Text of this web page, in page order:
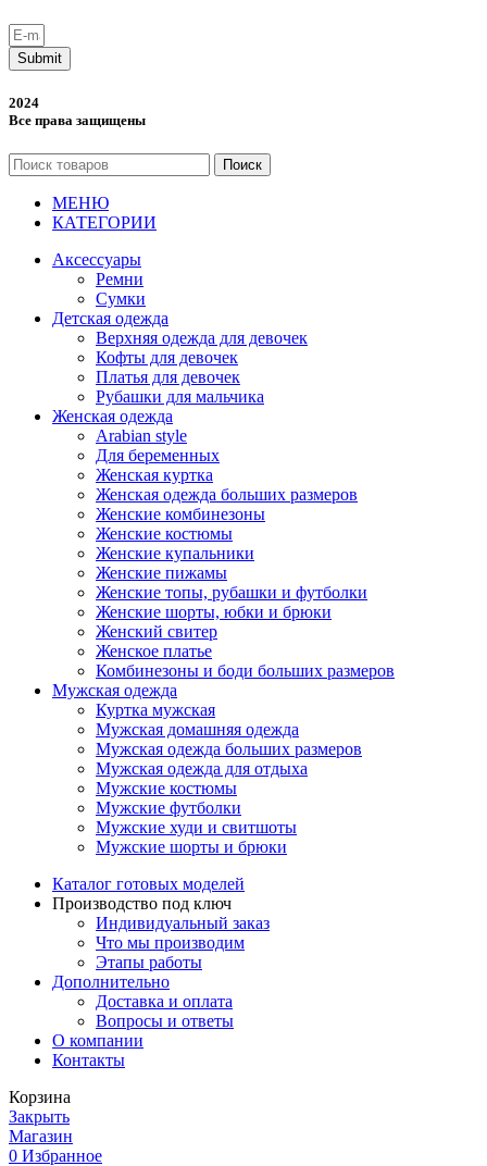
Submit
2024
Все права защищены
Поиск
МЕНЮ
КАТЕГОРИИ
Аксессуары
Ремни
Сумки
Детская одежда
Верхняя одежда для девочек
Кофты для девочек
Платья для девочек
Рубашки для мальчика
Женская одежда
Arabian style
Для беременных
Женская куртка
Женская одежда больших размеров
Женские комбинезоны
Женские костюмы
Женские купальники
Женские пижамы
Женские топы, рубашки и футболки
Женские шорты, юбки и брюки
Женский свитер
Женское платье
Комбинезоны и боди больших размеров
Мужская одежда
Куртка мужская
Мужская домашняя одежда
Мужская одежда больших размеров
Мужская одежда для отдыха
Мужские костюмы
Мужские футболки
Мужские худи и свитшоты
Мужские шорты и брюки
Каталог готовых моделей
Производство под ключ
Индивидуальный заказ
Что мы производим
Этапы работы
Дополнительно
Доставка и оплата
Вопросы и ответы
О компании
Контакты
Корзина
Закрыть
Магазин
0 Избранное